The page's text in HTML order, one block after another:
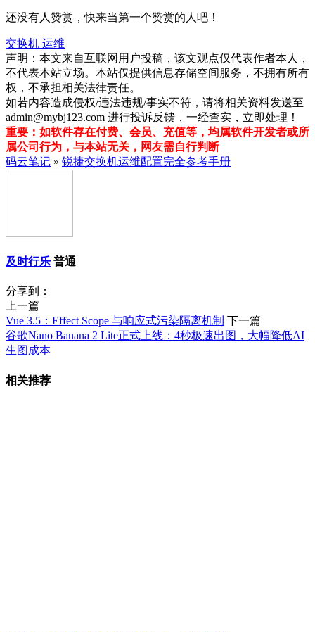
还没有人赞赏，快来当第一个赞赏的人吧！
交换机 运维
声明：本文来自互联网用户投稿，该文观点仅代表作者本人，
不代表本站立场。本站仅提供信息存储空间服务，不拥有所有
权，不承担相关法律责任。
如若内容造成侵权/违法违规/事实不符，请将相关资料发送至
admin@mybj123.com 进行投诉反馈，一经查实，立即处理！
重要：如软件存在付费、会员、充值等，均属软件开发者或所
属公司行为，与本站无关，网友需自行判断
码云笔记 » 锐捷交换机运维配置完全参考手册
及时行乐 普通
分享到：
上一篇
Vue 3.5：Effect Scope 与响应式污染隔离机制 下一篇
谷歌Nano Banana 2 Lite正式上线：4秒极速出图，大幅降低AI
生图成本
相关推荐